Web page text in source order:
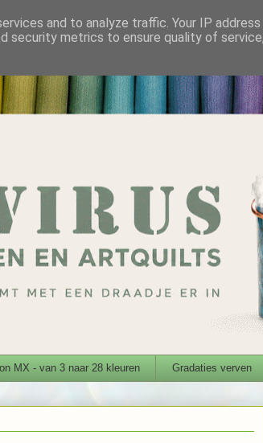
MX - van 3 naar 28 kleuren Gradaties verven
and to analyze traffic. Your IP
security metrics to ensure quality of